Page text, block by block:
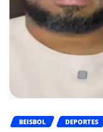
BEISBOL DEPORTES